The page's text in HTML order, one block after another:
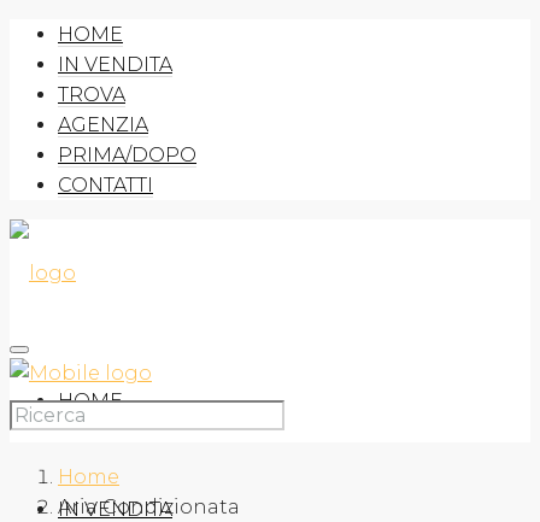
HOME
IN VENDITA
TROVA
AGENZIA
PRIMA/DOPO
CONTATTI
HOME
IN VENDITA
Home
Aria Condizionata